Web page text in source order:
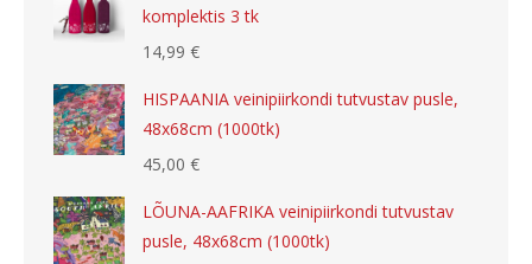
komplektis 3 tk
14,99 €
HISPAANIA veinipiirkondi tutvustav pusle,
48x68cm (1000tk)
45,00 €
LÕUNA-AAFRIKA veinipiirkondi tutvustav
pusle, 48x68cm (1000tk)